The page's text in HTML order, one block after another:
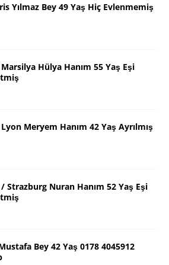
Yılmaz Bey 49 Yaş Hiç Evlenmemiş
Hülya Hanım 55 Yaş Eşi
Meryem Hanım 42 Yaş Ayrılmış
Strazburg Nuran Hanım 52 Yaş Eşi
Bey 42 Yaş 0178 4045912